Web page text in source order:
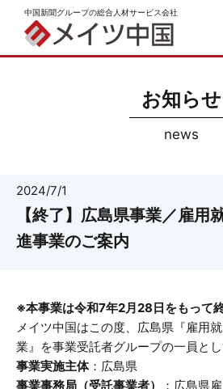
中国新聞グループの総合人材サービス会社
お知らせ
news
2024/7/1
【終了】広島県事業／雇用
進事業のご案内
※本事業は令和7年2月28日をもって
メイツ中国はこの度、広島県『雇用
業』を事業受託者グループの一員とし
事業実施主体：広島県
事業事務局（受託事業者）
：広島県